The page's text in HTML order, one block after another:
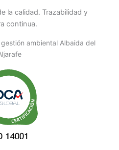
la calidad. Trazabilidad y
continua.
ambiental Albaida del